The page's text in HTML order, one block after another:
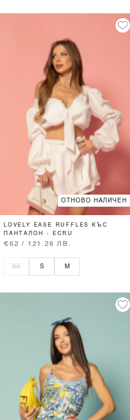
ОТНОВО НАЛИЧЕН
LOVELY EASE RUFFLES КЪС
ПАНТАЛОН - ECRU
€62 / 121.26 ЛВ.
XS S M